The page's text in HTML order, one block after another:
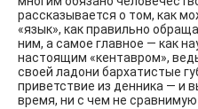
рассказывается о том, как
«язык», как правильно
ним, а самое главное — как
настоящим «кентавром»,
своей ладони бархатистые
приветствие из денника — и
время, ни с чем не